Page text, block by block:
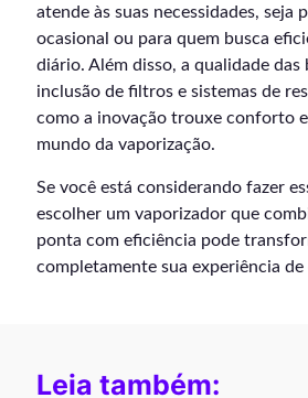
atende às suas necessidades, seja
ocasional ou para quem busca
diário. Além disso, a qualidade das
inclusão de filtros e sistemas de
como a inovação trouxe conforto
mundo da vaporização.
Se você está considerando fazer
escolher um vaporizador que
ponta com eficiência pode
completamente sua experiência de
Leia também: